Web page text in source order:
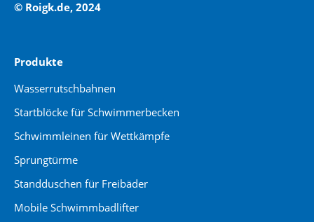
© Roigk.de, 2024
Produkte
Wasserrutschbahnen
Startblöcke für Schwimmerbecken
Schwimmleinen für Wettkämpfe
Sprungtürme
Standduschen für Freibäder
Mobile Schwimmbadlifter